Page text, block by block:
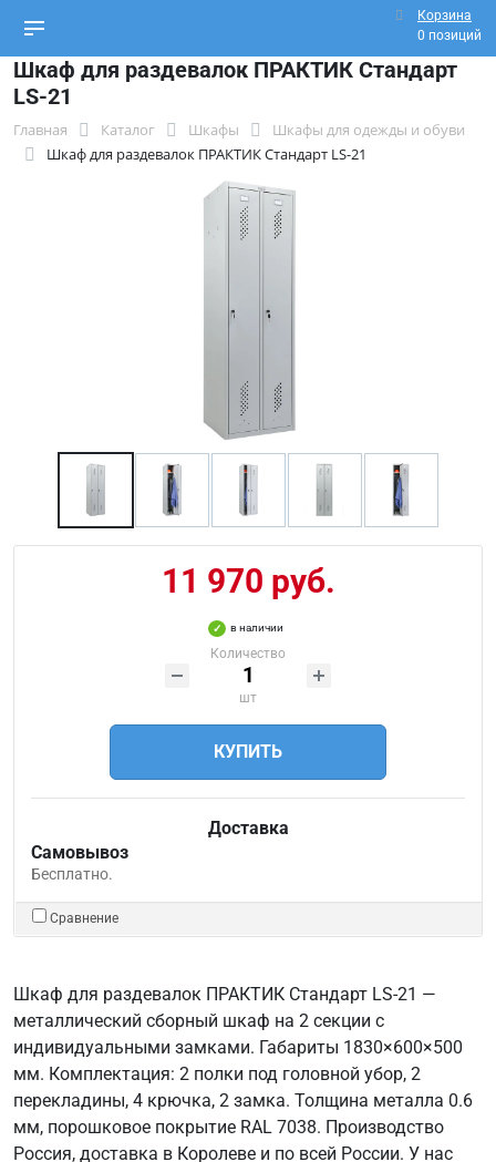
Корзина
0 позиций
Шкаф для раздевалок ПРАКТИК Стандарт
LS-21
Главная Каталог Шкафы
Шкафы для одежды и обуви
Шкаф для раздевалок ПРАКТИК Стандарт LS-21
11 970 руб.
в наличии
Количество
шт
КУПИТЬ
Доставка
Самовывоз
Бесплатно.
Сравнение
Шкаф для раздевалок ПРАКТИК Стандарт LS-21 —
металлический сборный шкаф на 2 секции с
индивидуальными замками. Габариты 1830×600×500
мм. Комплектация: 2 полки под головной убор, 2
перекладины, 4 крючка, 2 замка. Толщина металла 0.6
мм, порошковое покрытие RAL 7038. Производство
Россия, доставка в Королеве и по всей России. У нас